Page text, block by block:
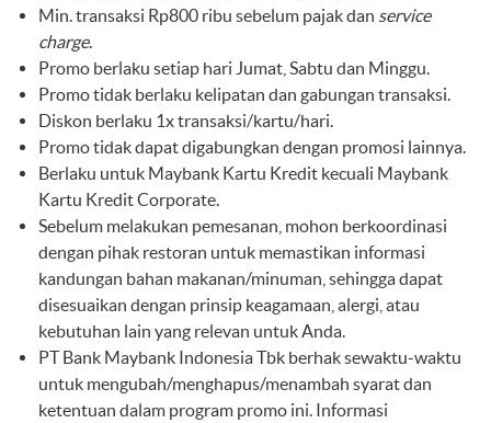
Min. transaksi Rp800 ribu sebelum pajak dan service
charge.
Promo berlaku setiap hari Jumat, Sabtu dan Minggu.
Promo tidak berlaku kelipatan dan gabungan transaksi.
Diskon berlaku 1x transaksi/kartu/hari.
Promo tidak dapat digabungkan dengan promosi lainnya.
Berlaku untuk Maybank Kartu Kredit kecuali Maybank
Kartu Kredit Corporate.
Sebelum melakukan pemesanan, mohon berkoordinasi
dengan pihak restoran untuk memastikan informasi
kandungan bahan makanan/minuman, sehingga dapat
disesuaikan dengan prinsip keagamaan, alergi, atau
kebutuhan lain yang relevan untuk Anda.
PT Bank Maybank Indonesia Tbk berhak sewaktu-waktu
untuk mengubah/menghapus/menambah syarat dan
ketentuan dalam program promo ini. Informasi